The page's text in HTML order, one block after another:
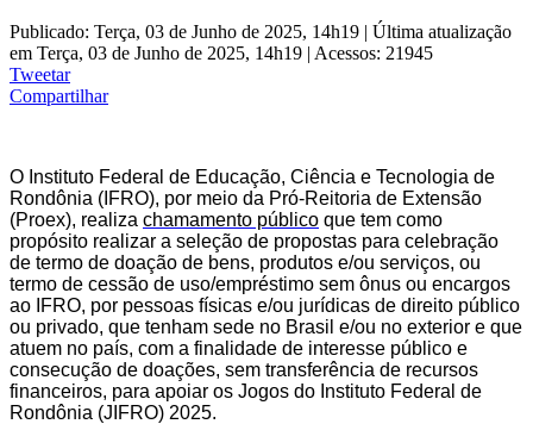
Publicado: Terça, 03 de Junho de 2025, 14h19 | Última atualização
em Terça, 03 de Junho de 2025, 14h19 | Acessos: 21945
Tweetar
Compartilhar
O Instituto Federal de Educação, Ciência e Tecnologia de
Rondônia (IFRO), por meio da Pró-Reitoria de Extensão
(Proex), realiza chamamento público que tem como
propósito realizar a seleção de propostas para celebração
de termo de doação de bens, produtos e/ou serviços, ou
termo de cessão de uso/empréstimo sem ônus ou encargos
ao IFRO, por pessoas físicas e/ou jurídicas de direito público
ou privado, que tenham sede no Brasil e/ou no exterior e que
atuem no país, com a finalidade de interesse público e
consecução de doações, sem transferência de recursos
financeiros, para apoiar os Jogos do Instituto Federal de
Rondônia (JIFRO) 2025.